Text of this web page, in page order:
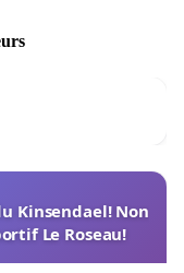
Kinsendael! Non
Le Roseau!